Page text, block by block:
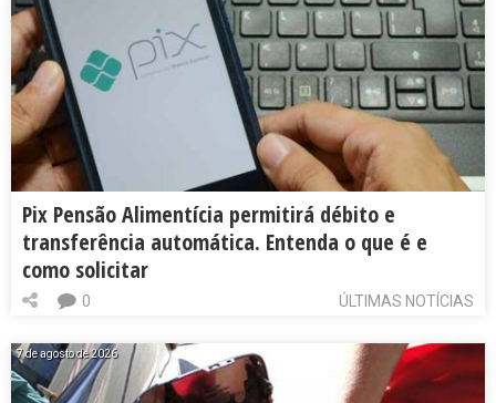
Pix Pensão Alimentícia permitirá débito e
transferência automática. Entenda o que é e
como solicitar
ÚLTIMAS NOTÍCIAS
0
7 de agosto de 2026